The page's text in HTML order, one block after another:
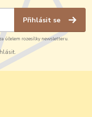
Přihlásit se
účelem rozesílky newsletteru.